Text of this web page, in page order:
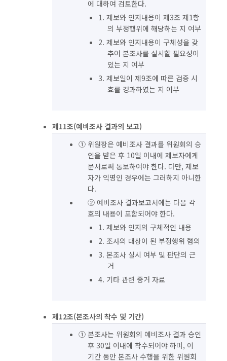
에 대하여 검토한다.
1. 제보와 인지내용이 제3조 제1항
의 부정행위에 해당하는 지 여부
2. 제보와 인지내용이 구체성을 갖
추어 본조사를 실시할 필요성이
있는 지 여부
3. 제보일이 제9조에 따른 검증 시
효를 경과하였는 지 여부
제11조(예비조사 결과의 보고)
① 위원장은 예비조사 결과를 위원회의 승
인을 받은 후 10일 이내에 제보자에게
문서로써 통보하여야 한다. 다만, 제보
자가 익명인 경우에는 그러하지 아니한
다.
② 예비조사 결과보고서에는 다음 각
호의 내용이 포함되어야 한다.
1. 제보와 인지의 구체적인 내용
2. 조사의 대상이 된 부정행위 혐의
3. 본조사 실시 여부 및 판단의 근
거
4. 기타 관련 증거 자료
제12조(본조사의 착수 및 기간)
① 본조사는 위원회의 예비조사 결과 승인
후 30일 이내에 착수되어야 하며, 이
기간 동안 본조사 수행을 위한 위원회